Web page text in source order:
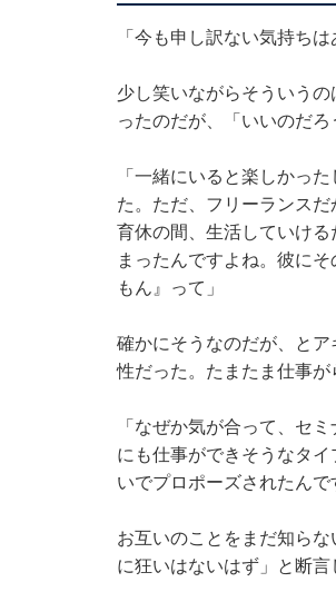
「今も申し訳ない気持ち
少し笑いながらそういう
ったのだが、「いいのだ
「一緒にいると楽しかっ
た。ただ、フリーランス
育休の間、生活していけ
まったんですよね。彼に
もん』って」
確かにそうなのだが、と
性だった。たまたま仕事が
「なぜか気が合って、セ
にも仕事ができそうなタ
いでプロポーズされたんで
お互いのことをまだ知ら
に狂いはないはず」と断言